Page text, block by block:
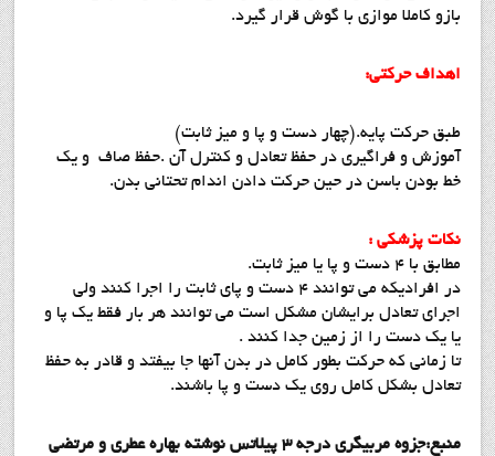
بازو كاملا موازي با گوش قرار گيرد.
اهداف حركتي:
طبق حركت پايه.(چهار دست و پا و ميز ثابت)
آموزش و فراگيري در حفظ تعادل و كنترل آن .حفظ صاف و يك
خط بودن باسن در حين حركت دادن اندام تحتاني بدن.
نكات پزشكي :
مطابق با 4 دست و پا يا ميز ثابت.
در افراديكه مي توانند 4 دست و پاي ثابت را اجرا كنند ولي
اجراي تعادل برايشان مشكل است مي توانند هر بار فقط يك پا و
يا يك دست را از زمين جدا كنند .
تا زماني كه حركت بطور كامل در بدن آنها جا بيفتد و قادر به حفظ
تعادل بشكل كامل روي يك دست و پا باشند.
منبع:جزوه مربيگري درجه 3 پيلاتس نوشته بهاره عطري و مرتضي